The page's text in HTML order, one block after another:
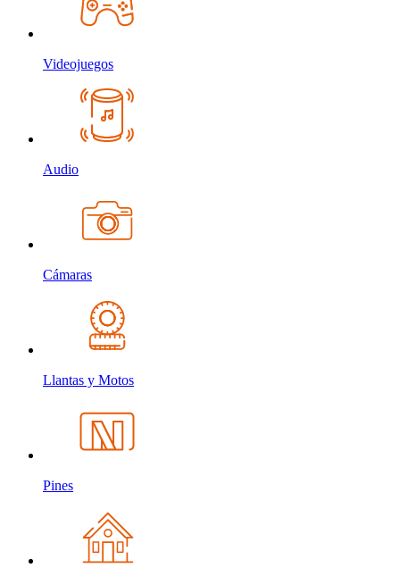
Videojuegos
Audio
Cámaras
Llantas y Motos
Pines